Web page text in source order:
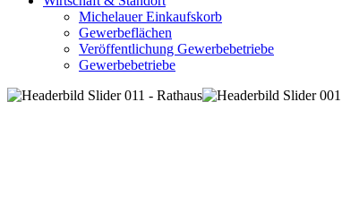
Michelauer Einkaufskorb
Gewerbeflächen
Veröffentlichung Gewerbebetriebe
Gewerbebetriebe